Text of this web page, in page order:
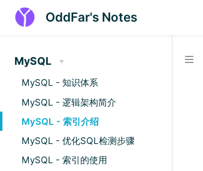
OddFar's Notes
MySQL
MySQL - 知识体系
MySQL - 逻辑架构简介
MySQL - 索引介绍
MySQL - 优化SQL检测步骤
MySQL - 索引的使用